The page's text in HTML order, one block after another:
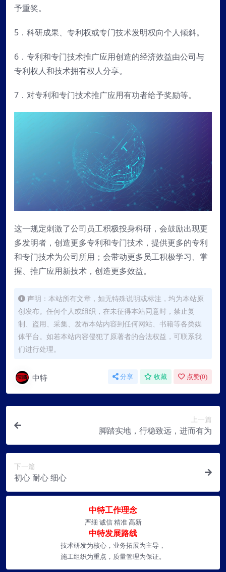
予重奖。
5．科研成果、专利权或专门技术发明权向个人倾斜。
6．专利和专门技术推广应用创造的经济效益由公司与
专利权人和技术拥有权人分享。
7．对专利和专门技术推广应用有功者给予奖励等。
这一规定刺激了公司员工积极投身科研，会鼓励出现更
多发明者，创造更多专利和专门技术，提供更多的专利
和专门技术为公司所用；会带动更多员工积极学习、掌
握、推广应用新技术，创造更多效益。
声明：本站所有文章，如无特殊说明或标注，均为本站原
创发布。任何个人或组织，在未征得本站同意时，禁止复
制、盗用、采集、发布本站内容到任何网站、书籍等各类媒
体平台。如若本站内容侵犯了原著者的合法权益，可联系我
们进行处理。
中特 分享 收藏 点赞(0)
上一篇
脚踏实地，行稳致远，进而有为
下一篇
初心 耐心 细心
中特工作理念
严细 诚信 精准 高新
中特发展路线
技术研发为核心，业务拓展为主导，
施工组织为重点，质量管理为保证。